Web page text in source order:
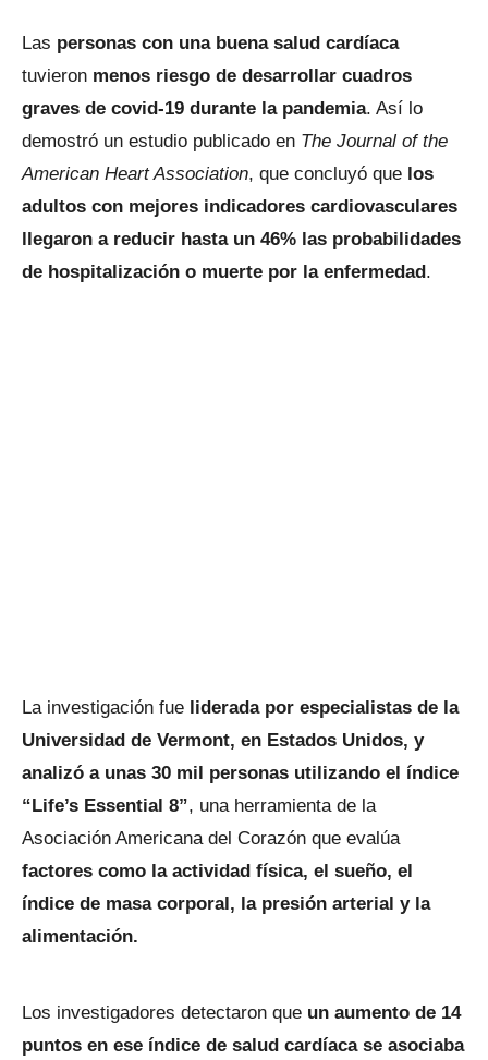
Las personas con una buena salud cardíaca
tuvieron menos riesgo de desarrollar cuadros
graves de covid-19 durante la pandemia. Así lo
demostró un estudio publicado en The Journal of the
American Heart Association, que concluyó que los
adultos con mejores indicadores cardiovasculares
llegaron a reducir hasta un 46% las probabilidades
de hospitalización o muerte por la enfermedad.
La investigación fue liderada por especialistas de la
Universidad de Vermont, en Estados Unidos, y
analizó a unas 30 mil personas utilizando el índice
“Life’s Essential 8”, una herramienta de la
Asociación Americana del Corazón que evalúa
factores como la actividad física, el sueño, el
índice de masa corporal, la presión arterial y la
alimentación.
Los investigadores detectaron que un aumento de 14
puntos en ese índice de salud cardíaca se asociaba